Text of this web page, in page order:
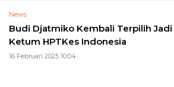
News
Budi Djatmiko Kembali Terpilih Jadi
Ketum HPTKes Indonesia
16 Februari 2025 10:04